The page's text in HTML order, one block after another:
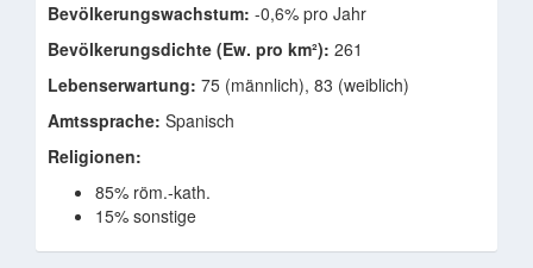
Bevölkerungswachstum: -0,6% pro Jahr
Bevölkerungsdichte (Ew. pro km²): 261
Lebenserwartung: 75 (männlich), 83 (weiblich)
Amtssprache: Spanisch
Religionen:
85% röm.-kath.
15% sonstige